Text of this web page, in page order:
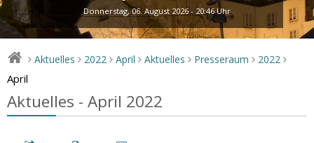
Donnerstag, 06. August 2026 - 20:46 Uhr
> Aktuelles > 2022 > April > Aktuelles > Presseraum > 2022 >
April
Aktuelles - April 2022